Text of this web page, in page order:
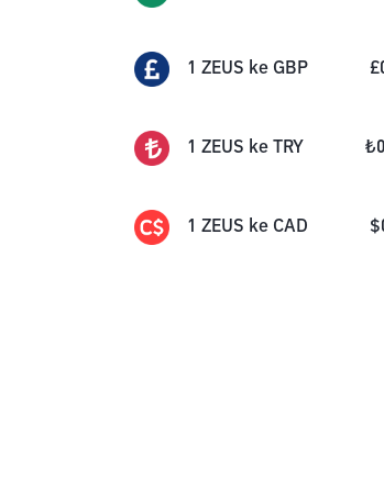
1 ZEUS ke GBP £
1 ZEUS ke TRY ₺
1 ZEUS ke CAD $